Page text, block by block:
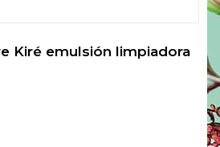
Kiré emulsión limpiadora